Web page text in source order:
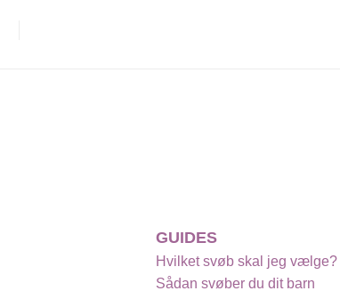
GUIDES
Hvilket svøb skal jeg vælge?
Sådan svøber du dit barn